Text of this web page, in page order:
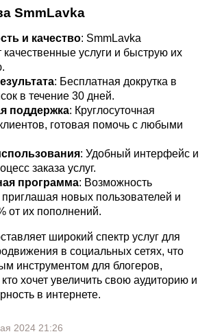
SmmLavka
и качество: SmmLavka
качественные услуги и быструю их
: Бесплатная докрутка в
в течение 30 дней.
поддержка: Круглосуточная
готовая помочь с любыми
: Удобный интерфейс и
заказа услуг.
программа: Возможность
приглашая новых пользователей и
от их пополнений.
широкий спектр услуг для
в социальных сетях, что
инструментом для блогеров,
хочет увеличить свою аудиторию и
в интернете.
2024 21:26